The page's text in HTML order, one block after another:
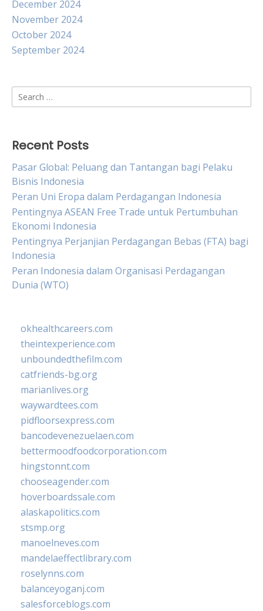
December 2024
November 2024
October 2024
September 2024
Search
for:
Recent Posts
Pasar Global: Peluang dan Tantangan bagi Pelaku
Bisnis Indonesia
Peran Uni Eropa dalam Perdagangan Indonesia
Pentingnya ASEAN Free Trade untuk Pertumbuhan
Ekonomi Indonesia
Pentingnya Perjanjian Perdagangan Bebas (FTA) bagi
Indonesia
Peran Indonesia dalam Organisasi Perdagangan
Dunia (WTO)
okhealthcareers.com
theintexperience.com
unboundedthefilm.com
catfriends-bg.org
marianlives.org
waywardtees.com
pidfloorsexpress.com
bancodevenezuelaen.com
bettermoodfoodcorporation.com
hingstonnt.com
chooseagender.com
hoverboardssale.com
alaskapolitics.com
stsmp.org
manoelneves.com
mandelaeffectlibrary.com
roselynns.com
balanceyoganj.com
salesforceblogs.com